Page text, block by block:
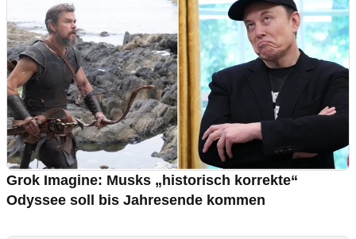
Grok Imagine: Musks „historisch korrekte“
Odyssee soll bis Jahresende kommen